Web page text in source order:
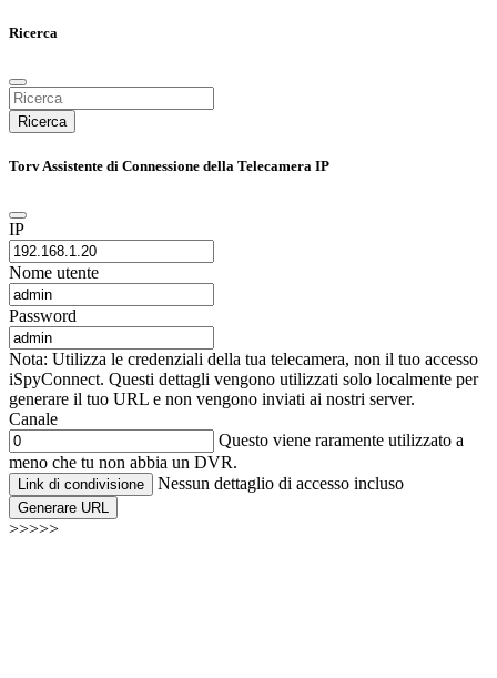
Ricerca
Ricerca
Torv Assistente di Connessione della Telecamera IP
IP
Nome utente
Password
Nota: Utilizza le credenziali della tua telecamera, non il tuo accesso
iSpyConnect. Questi dettagli vengono utilizzati solo localmente per
generare il tuo URL e non vengono inviati ai nostri server.
Canale
Questo viene raramente utilizzato a
meno che tu non abbia un DVR.
Link di condivisione Nessun dettaglio di accesso incluso
Generare URL
>>>>>